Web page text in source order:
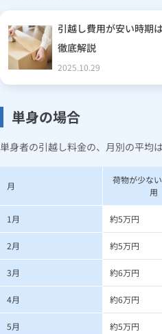
引越し費用が安い時期
徹底解説
2025.10.29
単身の場合
単身者の引越し料金の、月別の平均
月
荷物が少な
用
1月 約5万円
2月 約5万円
3月 約6万円
4月 約6万円
5月 約5万円